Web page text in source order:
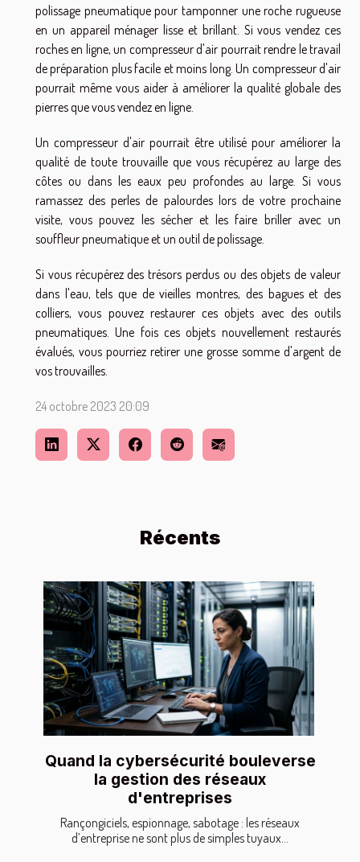
Récents
Quand la cybersécurité bouleverse
la gestion des réseaux
d'entreprises
Rançongiciels, espionnage, sabotage : les réseaux
d’entreprise ne sont plus de simples tuyaux...
polissage pneumatique pour tamponner une roche rugueuse
en un appareil ménager lisse et brillant. Si vous vendez ces
roches en ligne, un compresseur d'air pourrait rendre le travail
de préparation plus facile et moins long. Un compresseur d'air
pourrait même vous aider à améliorer la qualité globale des
pierres que vous vendez en ligne.
Un compresseur d'air pourrait être utilisé pour améliorer la
qualité de toute trouvaille que vous récupérez au large des
côtes ou dans les eaux peu profondes au large. Si vous
ramassez des perles de palourdes lors de votre prochaine
visite, vous pouvez les sécher et les faire briller avec un
souffleur pneumatique et un outil de polissage.
Si vous récupérez des trésors perdus ou des objets de valeur
dans l'eau, tels que de vieilles montres, des bagues et des
colliers, vous pouvez restaurer ces objets avec des outils
pneumatiques. Une fois ces objets nouvellement restaurés
évalués, vous pourriez retirer une grosse somme d'argent de
vos trouvailles.
24 octobre 2023 20:09